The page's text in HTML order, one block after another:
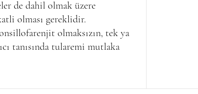
de dahil olmak üzere
olması gereklidir.
olmaksızın, tek ya
tanısında tularemi mutlaka